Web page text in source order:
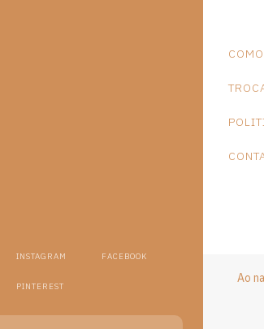
INSTAGRAM FACEBOOK
PINTEREST
Ao